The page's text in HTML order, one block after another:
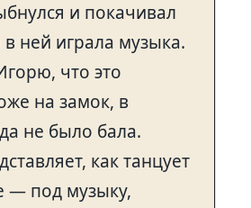
и покачивал
в ней играла музыка.
что это
на замок, в
не было бала.
как танцует
— под музыку,